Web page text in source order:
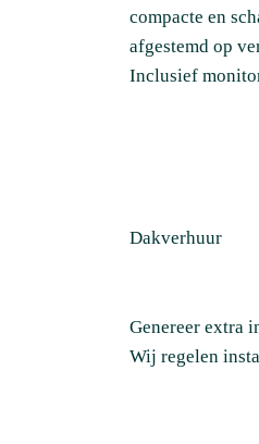
compacte en
afgestemd op
Inclusief
Dakverhuur
Genereer extra
Wij regelen